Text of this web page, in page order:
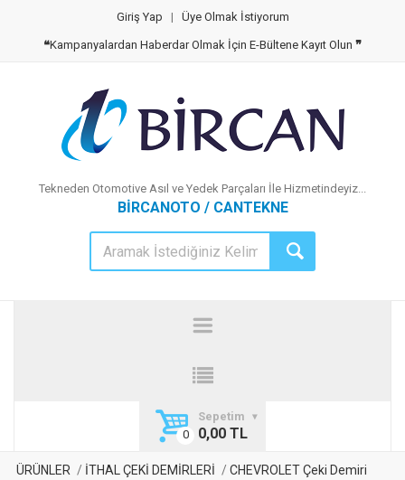
Giriş Yap | Üye Olmak İstiyorum
❝Kampanyalardan Haberdar Olmak İçin E-Bültene Kayıt Olun ❞
Tekneden Otomotive Asıl ve Yedek Parçaları İle Hizmetindeyiz...
BİRCANOTO / CANTEKNE
Sepetim
0,00 TL
ÜRÜNLER İTHAL ÇEKİ DEMİRLERİ CHEVROLET Çeki Demiri